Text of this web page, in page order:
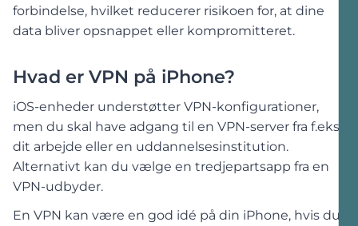
forbindelse, hvilket reducerer risikoen for, at dine
data bliver opsnappet eller kompromitteret.
Hvad er VPN på iPhone?
iOS-enheder understøtter VPN-konfigurationer,
men du skal have adgang til en VPN-server fra f.eks.
dit arbejde eller en uddannelsesinstitution.
Alternativt kan du vælge en tredjepartsapp fra en
VPN-udbyder.
En VPN kan være en god idé på din iPhone, hvis du